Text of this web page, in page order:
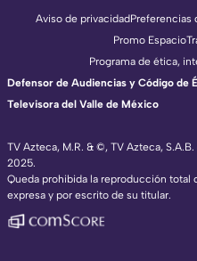
TV Azteca, M.R. & ©, TV Azteca,
2025.
Queda prohibida la reproducción total
expresa y por escrito de su titular.
Aviso de privacidadPreferencias
Promo Espacio
Programa de ética,
Defensor de Audiencias y Código de
Televisora del Valle de México